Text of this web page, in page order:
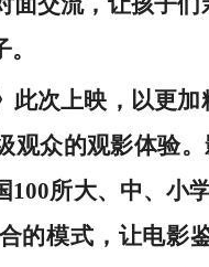
此次上映，以更
观众的观影体验
100所大、中、小
的模式，让电影